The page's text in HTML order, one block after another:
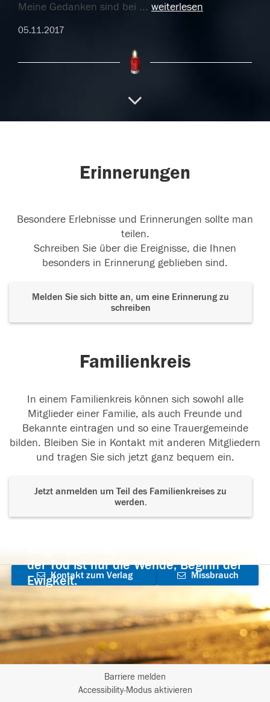
Meine Gedanken sind bei ... weiterlesen
05.11.2017
Erinnerungen
Besondere Erlebnisse und Erinnerungen sollte man
teilen.
Schreiben Sie über die Ereignisse, die Ihnen
besonders in Erinnerung geblieben sind.
Melden Sie sich bitte an, um eine Erinnerung zu
schreiben
Familienkreis
In einem Familienkreis können sich sowohl alle
Mitglieder einer Familie, als auch Freunde und
Bekannte eintragen und so eine Trauergemeinde
bilden. Bleiben Sie in Kontakt mit anderen Mitgliedern
und tragen Sie sich jetzt ganz bequem ein.
Jetzt anmelden um Teil des Familienkreises zu
werden.
der Tod ist nur die Wende, Beginn der
Ewigkeit.
Kontakt zum Verlag
aufnehmen
Missbrauch
Barriere melden
Accessibility-Modus aktivieren